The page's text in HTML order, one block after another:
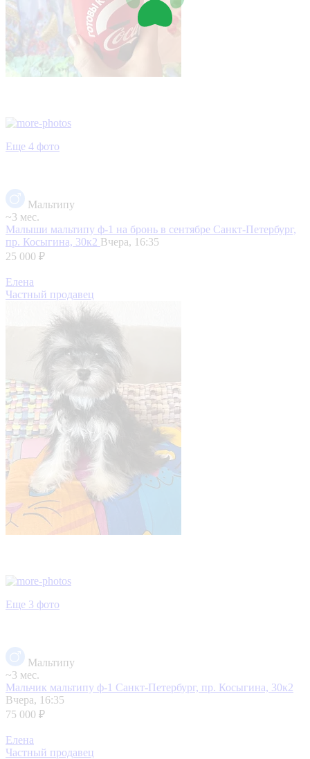
Еще 4 фото
Мальтипу
~3 мес.
Малыши мальтипу ф-1 на бронь в сентябре Санкт-Петербург,
пр. Косыгина, 30к2 Вчера, 16:35
25 000 ₽
Елена
Частный продавец
Еще 3 фото
Мальтипу
~3 мес.
Мальчик мальтипу ф-1 Санкт-Петербург, пр. Косыгина, 30к2
Вчера, 16:35
75 000 ₽
Елена
Частный продавец